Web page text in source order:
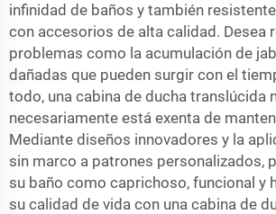
infinidad de baños y también
con accesorios de alta calidad. Desea
problemas como la acumulación de
dañadas que pueden surgir con el
todo, una cabina de ducha translúcida
necesariamente está exenta de
Mediante diseños innovadores y la
sin marco a patrones personalizados,
su baño como caprichoso, funcional y
su calidad de vida con una cabina de